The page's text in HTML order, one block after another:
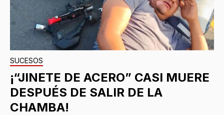
SUCESOS
¡“JINETE DE ACERO” CASI MUERE
DESPUÉS DE SALIR DE LA
CHAMBA!